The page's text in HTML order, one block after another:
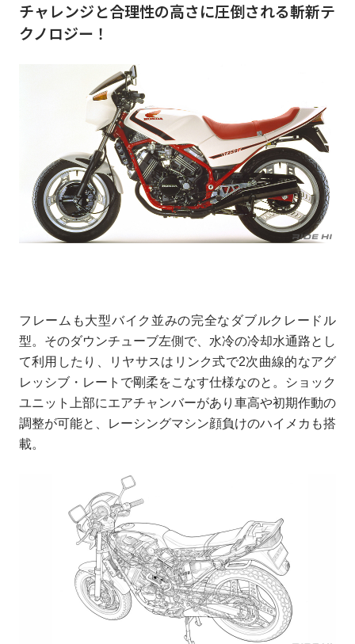
チャレンジと合理性の高さに圧倒される斬新テ
クノロジー！
フレームも大型バイク並みの完全なダブルクレードル
型。そのダウンチューブ左側で、水冷の冷却水通路とし
て利用したり、リヤサスはリンク式で2次曲線的なアグ
レッシブ・レートで剛柔をこなす仕様なのと。ショック
ユニット上部にエアチャンバーがあり車高や初期作動の
調整が可能と、レーシングマシン顔負けのハイメカも搭
載。